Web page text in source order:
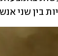
בין שני